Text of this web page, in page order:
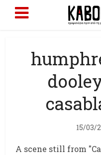
15/03/
A scene still from